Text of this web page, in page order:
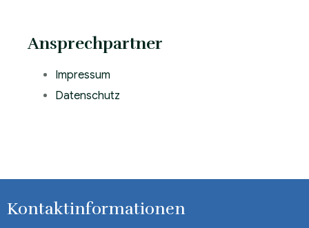
Ansprechpartner
Impressum
Datenschutz
Kontaktinformationen